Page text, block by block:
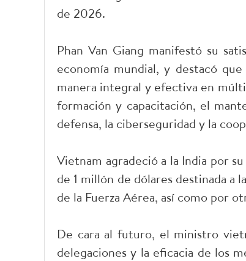
de 2026.
Phan Van Giang manifestó su
economía mundial, y destacó
manera integral y efectiva en
formación y capacitación, el
defensa, la ciberseguridad y la
Vietnam agradeció a la India por
de 1 millón de dólares destinada a
de la Fuerza Aérea, así como por
De cara al futuro, el ministro
delegaciones y la eficacia de los